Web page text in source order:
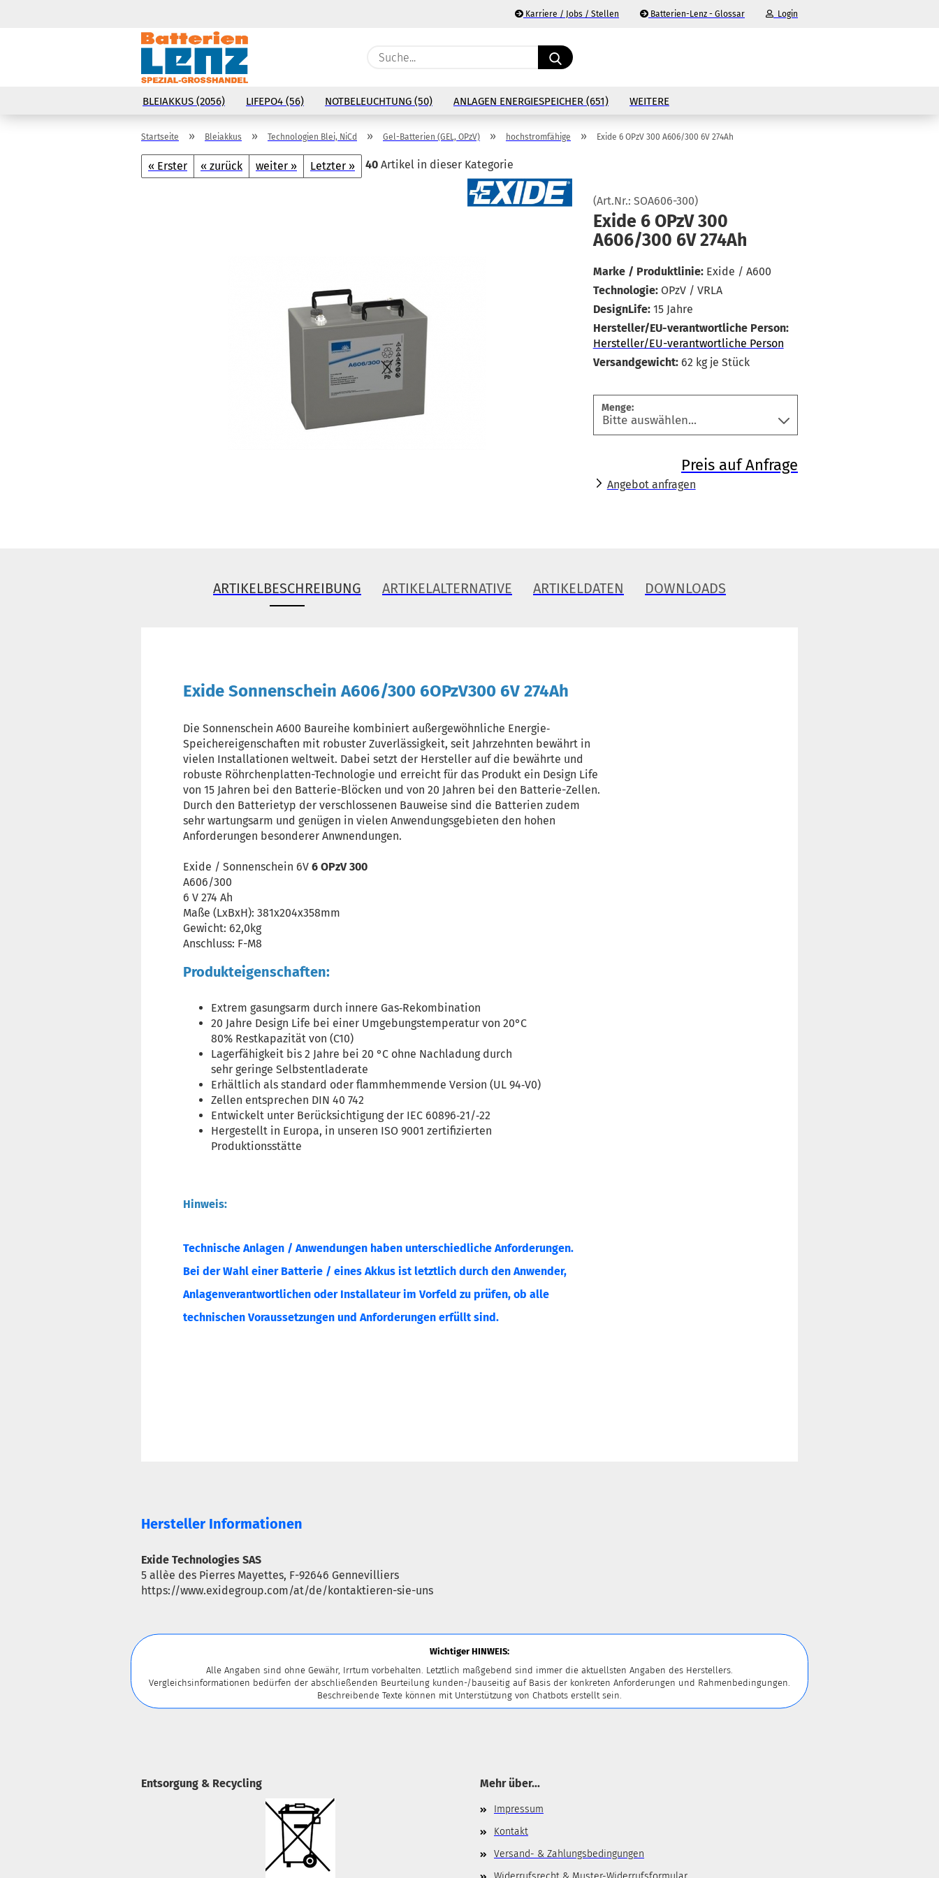
Karriere / Jobs / Stellen Batterien-Lenz - Glossar Login
Konto erstellen
Passwort vergessen?
Suche...
BLEIAKKUS (2056) LIFEPO4 (56) NOTBELEUCHTUNG (50) ANLAGEN ENERGIESPEICHER (651) WEITERE
Startseite » Bleiakkus » Technologien Blei, NiCd » Gel-Batterien (GEL, OPzV) » hochstromfähige » Exide 6 OPzV 300 A606/300 6V 274Ah
« Erster « zurück weiter » Letzter » 40 Artikel in dieser Kategorie
(Art.Nr.: SOA606-300)
Exide 6 OPzV 300
A606/300 6V 274Ah
Marke / Produktlinie: Exide / A600
Technologie: OPzV / VRLA
DesignLife: 15 Jahre
Hersteller/EU-verantwortliche Person:
Hersteller/EU-verantwortliche Person
Versandgewicht: 62 kg je Stück
Menge:
Preis auf Anfrage
Angebot anfragen
ARTIKELBESCHREIBUNG ARTIKELALTERNATIVE ARTIKELDATEN DOWNLOADS
Exide Sonnenschein A606/300 6OPzV300 6V 274Ah
Die Sonnenschein A600 Baureihe kombiniert außergewöhnliche Energie‐
Speichereigenschaften mit robuster Zuverlässigkeit, seit Jahrzehnten bewährt in
vielen Installationen weltweit. Dabei setzt der Hersteller auf die bewährte und
robuste Röhrchenplatten-Technologie und erreicht für das Produkt ein Design Life
von 15 Jahren bei den Batterie-Blöcken und von 20 Jahren bei den Batterie-Zellen.
Durch den Batterietyp der verschlossenen Bauweise sind die Batterien zudem
sehr wartungsarm und genügen in vielen Anwendungsgebieten den hohen
Anforderungen besonderer Anwnendungen.
Exide / Sonnenschein 6V 6 OPzV 300
A606/300
6 V 274 Ah
Maße (LxBxH): 381x204x358mm
Gewicht: 62,0kg
Anschluss: F-M8
Produkteigenschaften:
Extrem gasungsarm durch innere Gas‐Rekombination
20 Jahre Design Life bei einer Umgebungstemperatur von 20°C
80% Restkapazität von (C10)
Lagerfähigkeit bis 2 Jahre bei 20 °C ohne Nachladung durch
sehr geringe Selbstentladerate
Erhältlich als standard oder flammhemmende Version (UL 94‐V0)
Zellen entsprechen DIN 40 742
Entwickelt unter Berücksichtigung der IEC 60896‐21/‐22
Hergestellt in Europa, in unseren ISO 9001 zertifizierten
Produktionsstätte
Hinweis:
Technische Anlagen / Anwendungen haben unterschiedliche Anforderungen.
Bei der Wahl einer Batterie / eines Akkus ist letztlich durch den Anwender,
Anlagenverantwortlichen oder Installateur im Vorfeld zu prüfen, ob alle
technischen Voraussetzungen und Anforderungen erfüllt sind.
Hersteller Informationen
Exide Technologies SAS
5 allèe des Pierres Mayettes, F-92646 Gennevilliers
https://www.exidegroup.com/at/de/kontaktieren-sie-uns
Wichtiger HINWEIS:
Alle Angaben sind ohne Gewähr, Irrtum vorbehalten. Letztlich maßgebend sind immer die aktuellsten Angaben des Herstellers.
Vergleichsinformationen bedürfen der abschließenden Beurteilung kunden-/bauseitig auf Basis der konkreten Anforderungen und Rahmenbedingungen.
Beschreibende Texte können mit Unterstützung von Chatbots erstellt sein.
Entsorgung & Recycling Mehr über...
Impressum
Kontakt
Versand- & Zahlungsbedingungen